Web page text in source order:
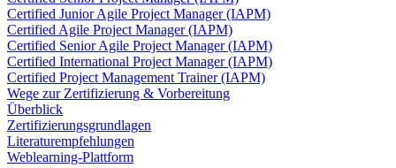
Certified Junior Agile Project Manager (IAPM)
Certified Agile Project Manager (IAPM)
Certified Senior Agile Project Manager (IAPM)
Certified International Project Manager (IAPM)
Certified Project Management Trainer (IAPM)
Wege zur Zertifizierung & Vorbereitung
Überblick
Zertifizierungsgrundlagen
Literaturempfehlungen
Weblearning-Plattform